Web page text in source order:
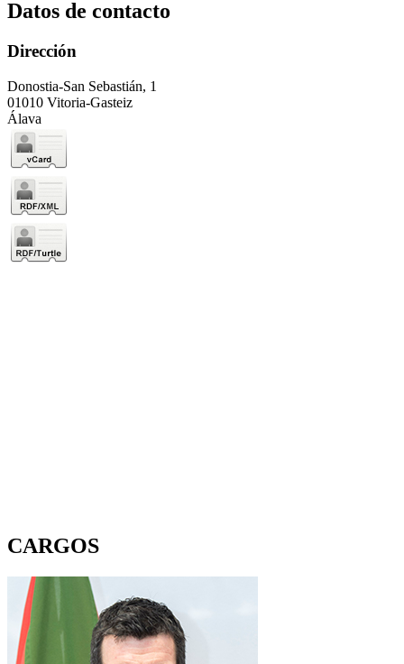
Datos de contacto
Dirección
Donostia-San Sebastián, 1
01010 Vitoria-Gasteiz
Álava
CARGOS